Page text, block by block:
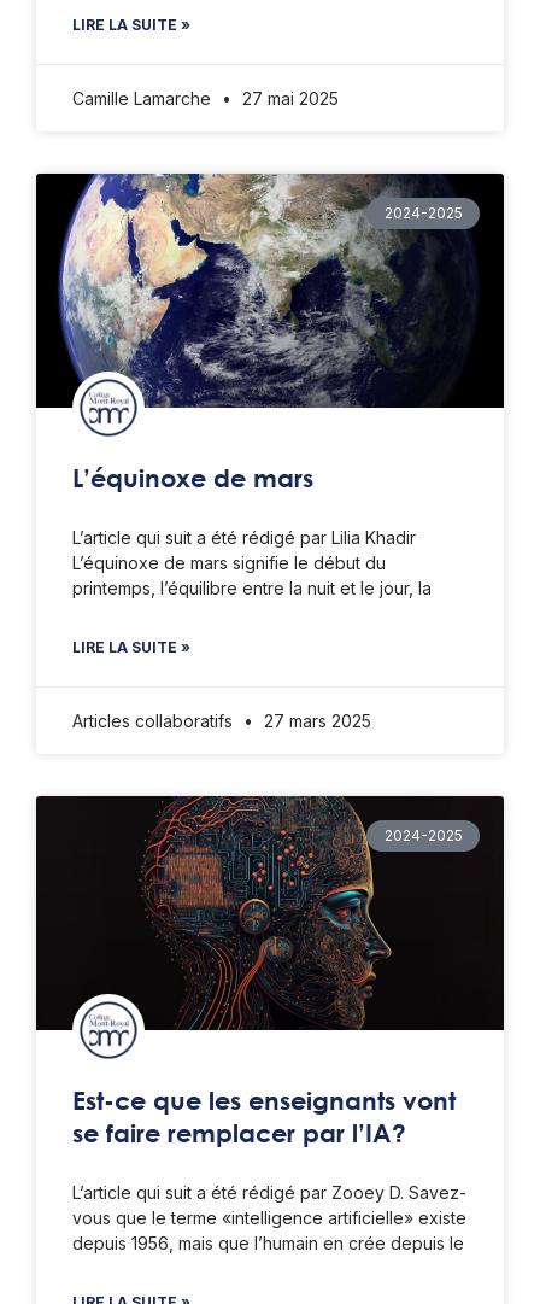
LIRE LA SUITE »
Camille Lamarche 27 mai 2025
2024-2025
L’équinoxe de mars
L’article qui suit a été rédigé par Lilia Khadir
L’équinoxe de mars signifie le début du
printemps, l’équilibre entre la nuit et le jour, la
LIRE LA SUITE »
Articles collaboratifs 27 mars 2025
2024-2025
Est-ce que les enseignants vont
se faire remplacer par l’IA?
L’article qui suit a été rédigé par Zooey D. Savez-
vous que le terme «intelligence artificielle» existe
depuis 1956, mais que l’humain en crée depuis le